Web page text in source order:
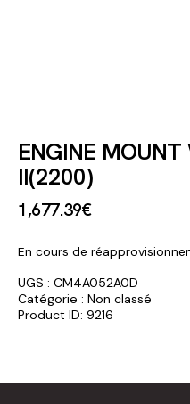
ENGINE
II(2200)
1,677.39€
En cours de
UGS : CM4A052A0D
Catégorie : Non classé
Product ID: 9216